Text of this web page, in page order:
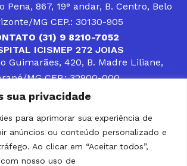
sua privacidade
para aprimorar sua experiência de
anúncios ou conteúdo personalizado e
Ao clicar em “Aceitar todos”,
nosso uso de
Pena, 867, 19° andar, B. Centro, Belo
MG CEP.: 30130-905
(31) 9 8210-7052
ICISMEP 272 JOIAS
Guimarães, 420, B. Madre Liliane,
MG CEP.: 32900-000
3512-4400 ou (31) 9 8309-8660
SOLUÇÕES, AÇÕES E SERVIÇOS
COMPLEMENTEM A ASSISTÊNCIA À
DA REGIÃO EM QUE ATUA, SENDO
MUNICÍPIOS CONSORCIADOS NA
ENFRENTADAS POR
É O COMPROMISSO DO
ICISMEP.